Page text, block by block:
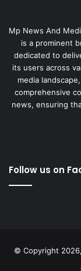
Mp News And
is a prominent
dedicated to
its users across
media
comprehensive
news, ensuring
Follow us on
© Copyright